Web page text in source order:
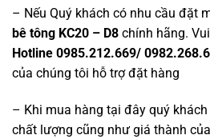
– Nếu Quý khách có nhu cầu đặt
bê tông KC20 – D8 chính hãng.
Hotline 0985.212.669/
của chúng tôi hỗ trợ đặt hàng
– Khi mua hàng tại đây quý
chất lượng cũng như giá thành